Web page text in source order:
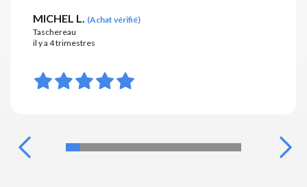
MICHEL L. (Achat vérifié)
Taschereau
il y a 4 trimestres